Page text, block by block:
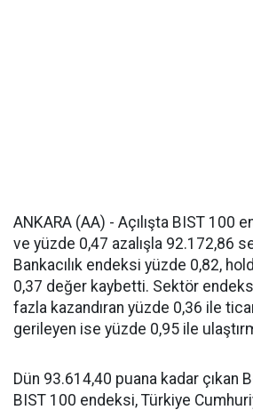
ANKARA (AA) - Açılışta BIST 100
ve yüzde 0,47 azalışla 92.172,86
Bankacılık endeksi yüzde 0,82,
0,37 değer kaybetti. Sektör
fazla kazandıran yüzde 0,36 ile
gerileyen ise yüzde 0,95 ile
Dün 93.614,40 puana kadar çıkan
BIST 100 endeksi, Türkiye